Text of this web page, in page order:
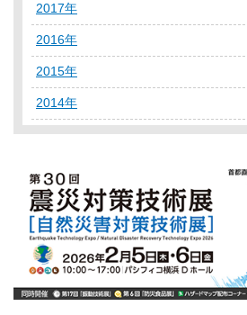
2017年
2016年
2015年
2014年